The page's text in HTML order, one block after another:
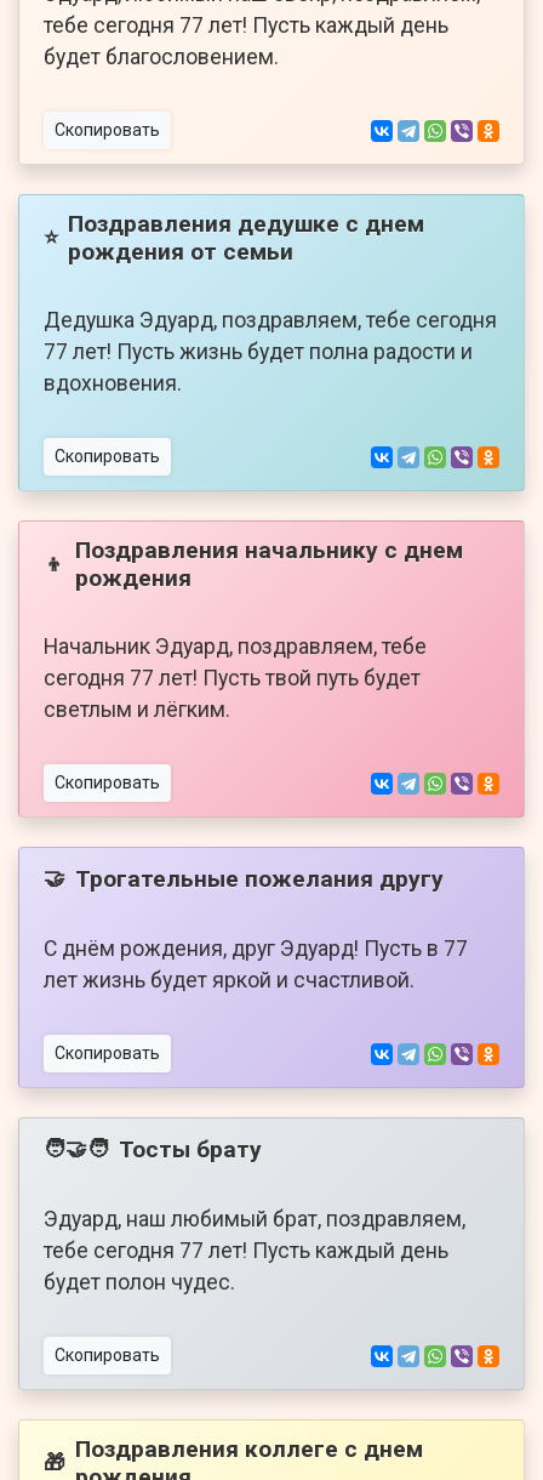
тебе сегодня 77 лет! Пусть каждый день
будет благословением.
Скопировать
⭐ Поздравления дедушке с днем
рождения от семьи
Дедушка Эдуард, поздравляем, тебе сегодня
77 лет! Пусть жизнь будет полна радости и
вдохновения.
Скопировать
👦
Поздравления начальнику с днем
рождения
Начальник Эдуард, поздравляем, тебе
сегодня 77 лет! Пусть твой путь будет
светлым и лёгким.
Скопировать
🤝 Трогательные пожелания другу
С днём рождения, друг Эдуард! Пусть в 77
лет жизнь будет яркой и счастливой.
Скопировать
🧑‍🤝‍🧑 Тосты брату
Эдуард, наш любимый брат, поздравляем,
тебе сегодня 77 лет! Пусть каждый день
будет полон чудес.
Скопировать
🎁 Поздравления коллеге с днем